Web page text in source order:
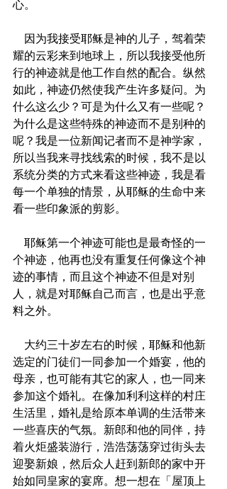
心。
耀的云彩来到地球上，所以我接受他所
行的神迹就是他工作自然的配合。纵然
如此，神迹仍然使我产生许多疑问。为
什么这么少？可是为什么又有一些呢？
为什么是这些特殊的神迹而不是别种的
呢？我是一位新闻记者而不是神学家，
所以当我来寻找线索的时候，我不是以
系统分类的方式来看这些神迹，我是看
每一个单独的情景，从耶稣的生命中来
看一些印象派的剪影。
个神迹，他再也没有重复任何像这个神
迹的事情，而且这个神迹不但是对别
人，就是对耶稣自己而言，也是出乎意
料之外。
选定的门徒们一同参加一个婚宴，他的
母亲，也可能有其它的家人，也一同来
参加这个婚礼。在像加利利这样的村庄
生活里，婚礼是给原本单调的生活带来
一些喜庆的气氛。新郎和他的同伴，持
着火炬盛装游行，浩浩荡荡穿过街头去
迎娶新娘，然后众人赶到新郎的家中开
始如同皇家的宴席。想一想在「屋顶上